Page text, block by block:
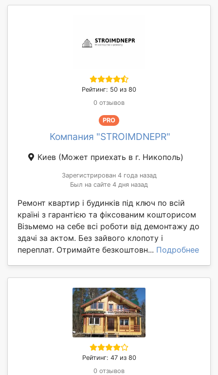
Рейтинг: 50 из 80
0 отзывов
PRO
Компания "STROIMDNEPR"
Киев (Может приехать в г. Никополь)
Зарегистрирован 4 года назад
Был на сайте 4 дня назад
Ремонт квартир і будинків під ключ по всій
країні з гарантією та фіксованим кошторисом
Візьмемо на себе всі роботи від демонтажу до
здачі за актом. Без зайвого клопоту і
переплат. Отримайте безкоштовн... Подробнее
Рейтинг: 47 из 80
0 отзывов